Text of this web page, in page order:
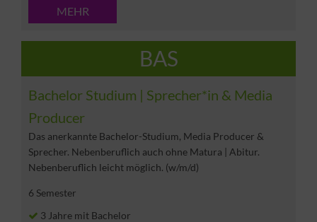
MEHR
BAS
Bachelor Studium | Sprecher*in & Media
Producer
Das anerkannte Bachelor-Studium, Media Producer &
Sprecher. Nebenberuflich auch ohne Matura | Abitur.
Nebenberuflich leicht möglich. (w/m/d)
6 Semester
3 Jahre mit Bachelor